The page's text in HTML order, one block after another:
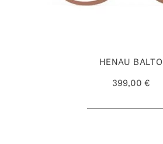
HENAU BALTO
399,00 €